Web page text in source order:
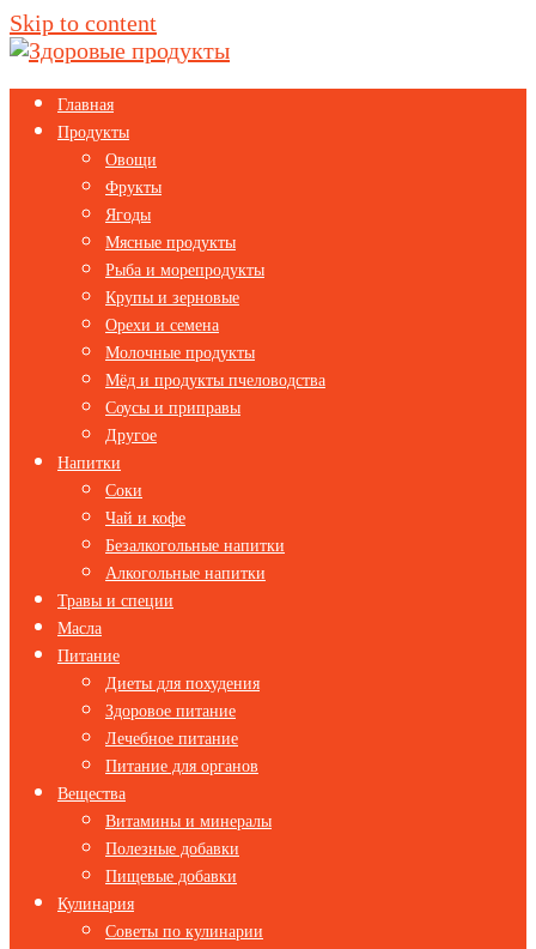
Skip to content
Главная
Продукты
Овощи
Фрукты
Ягоды
Мясные продукты
Рыба и морепродукты
Крупы и зерновые
Орехи и семена
Молочные продукты
Мёд и продукты пчеловодства
Соусы и приправы
Другое
Напитки
Соки
Чай и кофе
Безалкогольные напитки
Алкогольные напитки
Травы и специи
Масла
Питание
Диеты для похудения
Здоровое питание
Лечебное питание
Питание для органов
Вещества
Витамины и минералы
Полезные добавки
Пищевые добавки
Кулинария
Советы по кулинарии